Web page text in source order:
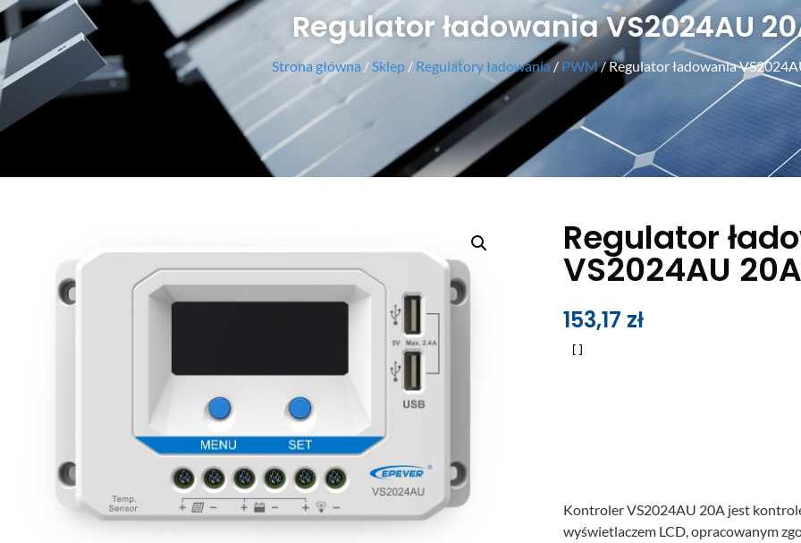
Regulator ładowania VS2024AU
Strona główna /Sklep/ Regulatory ładowania/ PWM/ Regulator ładowania
Regulator
VS2024AU
153,17 zł
Kontroler VS2024AU 20A jest
wyświetlaczem LCD, opracowanym